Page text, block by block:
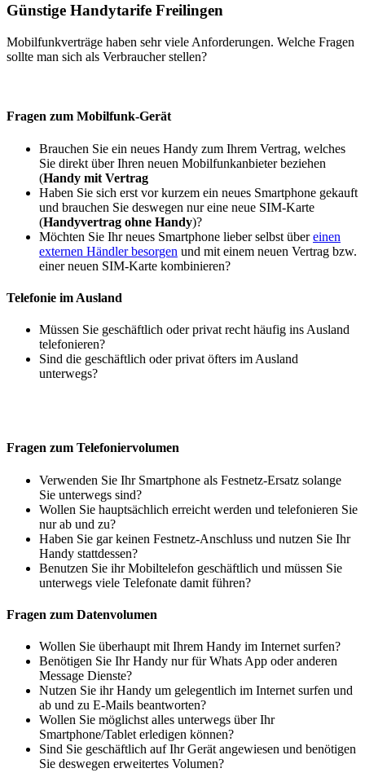
Günstige Handytarife Freilingen
Mobilfunkverträge haben sehr viele Anforderungen. Welche Fragen
sollte man sich als Verbraucher stellen?
Fragen zum Mobilfunk-Gerät
Brauchen Sie ein neues Handy zum Ihrem Vertrag, welches
Sie direkt über Ihren neuen Mobilfunkanbieter beziehen
(Handy mit Vertrag
Haben Sie sich erst vor kurzem ein neues Smartphone gekauft
und brauchen Sie deswegen nur eine neue SIM-Karte
(Handyvertrag ohne Handy)?
Möchten Sie Ihr neues Smartphone lieber selbst übereinen
externen Händler besorgen und mit einem neuen Vertrag bzw.
einer neuen SIM-Karte kombinieren?
Telefonie im Ausland
Müssen Sie geschäftlich oder privat recht häufig ins Ausland
telefonieren?
Sind die geschäftlich oder privat öfters im Ausland
unterwegs?
Fragen zum Telefoniervolumen
Verwenden Sie Ihr Smartphone als Festnetz-Ersatz solange
Sie unterwegs sind?
Wollen Sie hauptsächlich erreicht werden und telefonieren Sie
nur ab und zu?
Haben Sie gar keinen Festnetz-Anschluss und nutzen Sie Ihr
Handy stattdessen?
Benutzen Sie ihr Mobiltelefon geschäftlich und müssen Sie
unterwegs viele Telefonate damit führen?
Fragen zum Datenvolumen
Wollen Sie überhaupt mit Ihrem Handy im Internet surfen?
Benötigen Sie Ihr Handy nur für Whats App oder anderen
Message Dienste?
Nutzen Sie ihr Handy um gelegentlich im Internet surfen und
ab und zu E-Mails beantworten?
Wollen Sie möglichst alles unterwegs über Ihr
Smartphone/Tablet erledigen können?
Sind Sie geschäftlich auf Ihr Gerät angewiesen und benötigen
Sie deswegen erweitertes Volumen?